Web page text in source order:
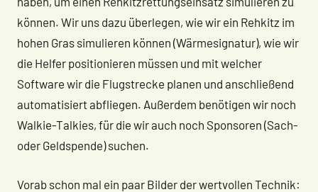
können. Wir uns dazu überlegen, wie wir ein Rehkitz im
hohen Gras simulieren können (Wärmesignatur), wie wir
die Helfer positionieren müssen und mit welcher
Software wir die Flugstrecke planen und anschließend
automatisiert abfliegen. Außerdem benötigen wir noch
Walkie-Talkies, für die wir auch noch Sponsoren (Sach-
oder Geldspende) suchen.
Vorab schon mal ein paar Bilder der wertvollen Technik: